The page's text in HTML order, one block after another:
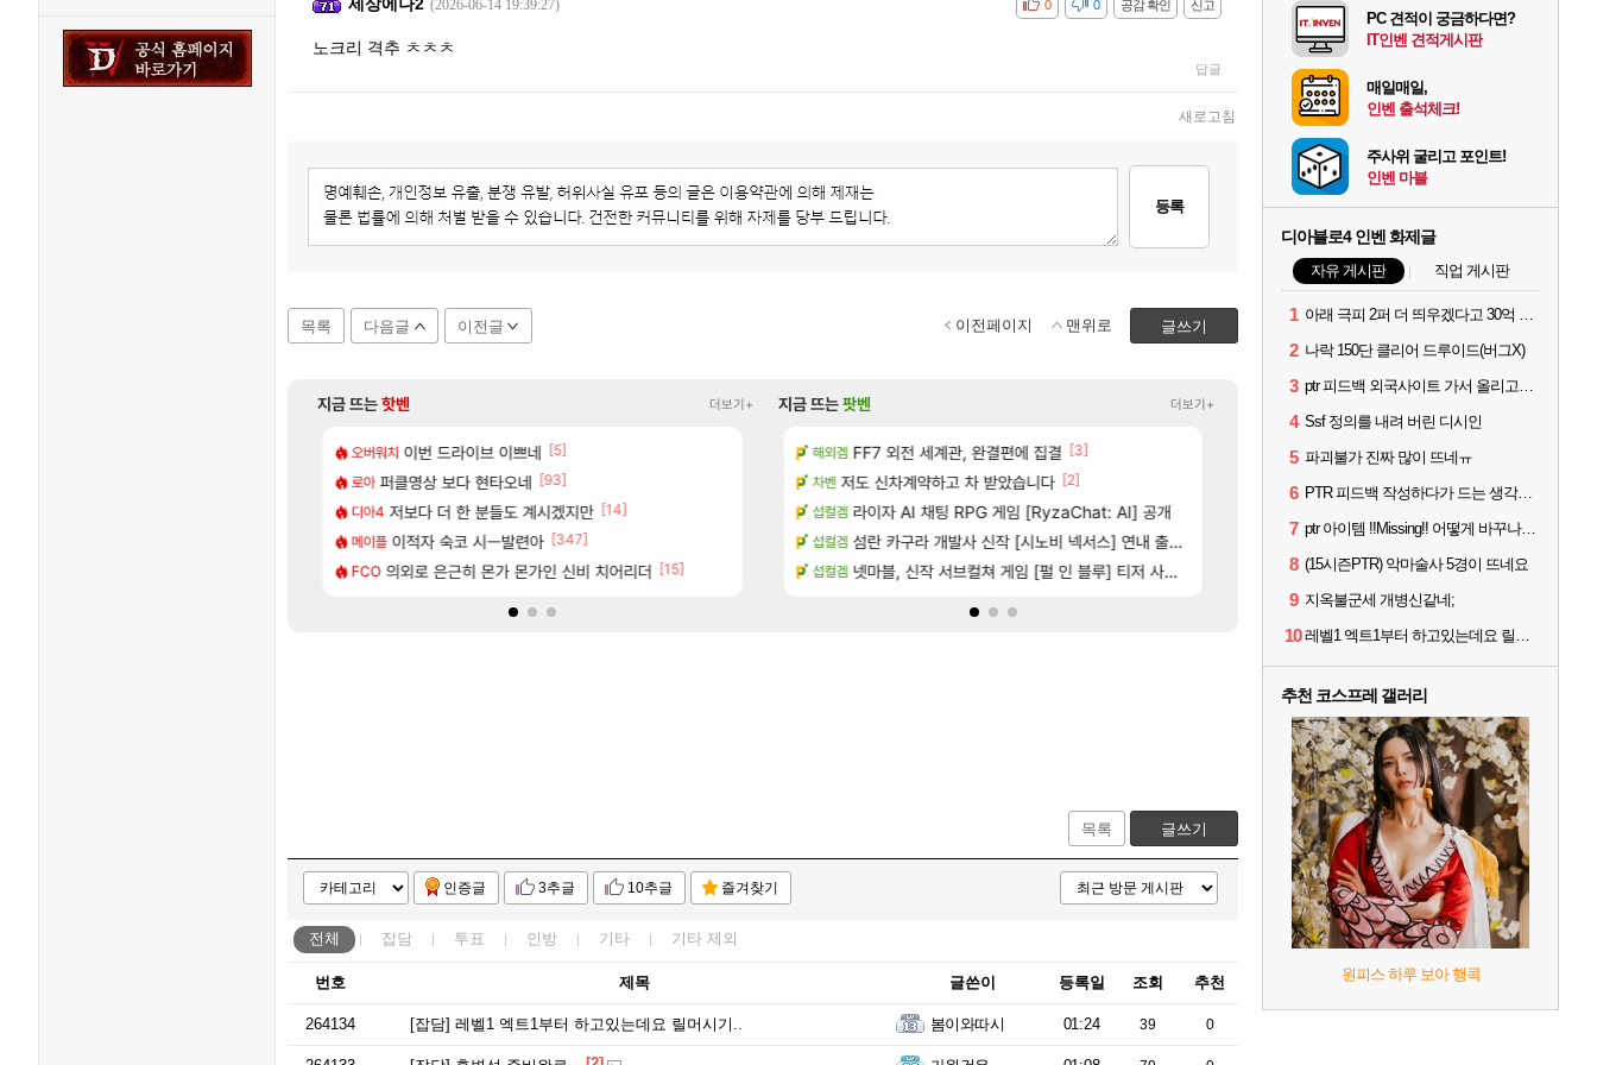
(2026-06-14 19:39:27) 신고
공감 확인
비공감 0
0
노크리 격추 ㅊㅊㅊ
답글
새로고침
등록
목록 다음글 이전글 글쓰기
이전페이지 맨위로
지금 뜨는핫벤 더보기+
오버워치 이번 드라이브 이쁘네 [5]
로아 퍼클영상 보다 현타오네 [93]
디아4 저보다 더 한 분들도 계시겠지만 [14]
메이플 이적자 숙코 시ㅡ발련아 [347]
FCO 의외로 은근히 몬가 몬가인 신비 치어리더 [15]
디아4 (15시즌PTR) 악마술사 5경이 뜨네요 [5]
메이플 빵 가격이 24500원 이라길래 결제 취소하고 나왔다
로아 너넨 대난 함부로 가지 마라.. [45]
디아4 Ptr신규무기 인검이라길래 뭔가했는데 [5]
메이플 게이머라면 필수로 알아야 할 것 [116]
Ssf 정의를 내려 버린 디시인
100:8 보다 효율이 좋은 상향된 아제나 ㄷㄷ
빵값 문의 후기
[81]
레테 재사용 17번 터짐 [76]
지금 뜨는팟벤 더보기+
여행 7년만에 가족여행을 다녀왔습니다.
아스오라 「에린」 컨셉 포스터 공개
비스트 쿠를 먼저 보내서 기습하는 법
리싱크드 리싱크드 1.06 패치노트 (8/5)
비스트 비스트 오브 리인카네이션 정보/공략글 모음
해외겜 FF7 외전 세계관, 완결편에 집결 [3]
차벤 저도 신차계약하고 차 받았습니다 [2]
섭컬겜 라이자 AI 채팅 RPG 게임 [RyzaChat: AI] 공개
섭컬겜 섬란 카구라 개발사 신작 [시노비 넥서스] 연내 출시 예정
섭컬겜 넷마블, 신작 서브컬쳐 게임 [펄 인 블루] 티저 사이트 오픈
비스트 챕터별 길찾기/지도 공략 (1 ~ 12장)
아주프로 4컷 만화 | 야간 보초는 너무 힘들어
스위치2판 ‘몬헌 와일즈’, 30~40fps 목표 추
비스트 오브 리인카네이션 오픈 트레일러
목록 글쓰기
인증글 3추글 10추글 즐겨찾기
전체 잡담 투표 인방 기타 기타 제외
번호 제목 글쓴이 등록일 조회 추천
264134 [잡담] 레벨1 엑트1부터 하고있는데요 릴머시기.. 봄이와따시 01:24 39 0
PC 견적이 궁금하다면?
IT인벤 견적게시판
매일매일,
인벤 출석체크!
주사위 굴리고 포인트!
인벤 마블
디아블로4 인벤 화제글
자유 게시판 직업 게시판
1 아래 극피 2퍼 더 띄우겠다고 30억 쓴 사람입니다
2 나락 150단 클리어 드루이드(버그X)
3 ptr 피드백 외국사이트 가서 올리고옴 ㅋㅋ
4 Ssf 정의를 내려 버린 디시인
5 파괴불가 진짜 많이 뜨네ㅠ
6 PTR 피드백 작성하다가 드는 생각인데
7 ptr 아이템 !!Missing!! 어떻게 바꾸나요 ㅠ
8 (15시즌PTR) 악마술사 5경이 뜨네요
9 지옥불군세 개병신같네;
10 레벨1 엑트1부터 하고있는데요 릴머시기..
추천 코스프레 갤러리
원피스 하루 보아 행콕